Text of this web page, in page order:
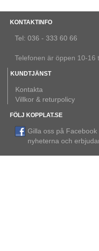
KONTAKTINFO
Tel: 036 - 333 60 66
Telefonen är öppen 10-16
KUNDTJÄNST
Kontakta
Villkor & returpolicy
FÖLJ KOPPLAT.SE
Gilla oss på
nyheterna och